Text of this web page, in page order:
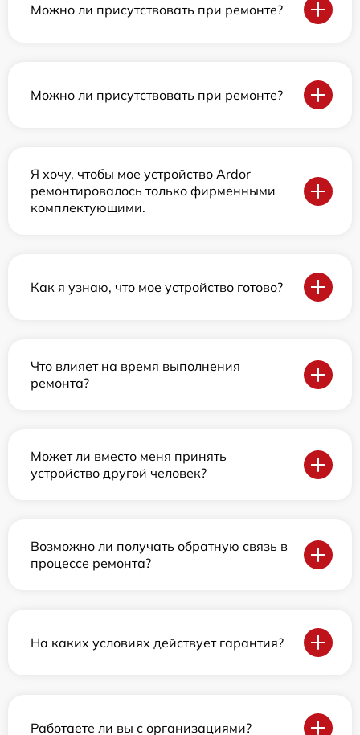
Можно ли присутствовать при ремонте?
Можно ли присутствовать при ремонте?
Я хочу, чтобы мое устройство Ardor
ремонтировалось только фирменными
комплектующими.
Как я узнаю, что мое устройство готово?
Что влияет на время выполнения
ремонта?
Может ли вместо меня принять
устройство другой человек?
Возможно ли получать обратную связь в
процессе ремонта?
На каких условиях действует гарантия?
Работаете ли вы с организациями?